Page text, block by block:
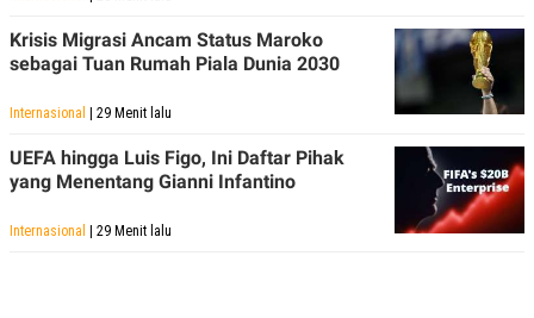
Krisis Migrasi Ancam Status Maroko
sebagai Tuan Rumah Piala Dunia 2030
Internasional | 29 Menit lalu
UEFA hingga Luis Figo, Ini Daftar Pihak
yang Menentang Gianni Infantino
Internasional | 29 Menit lalu